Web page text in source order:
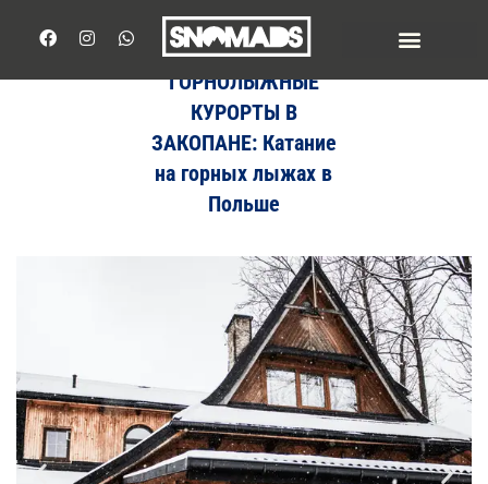
ГОРНОЛЫЖНЫЕ
КУРОРТЫ В
ЗАКОПАНЕ: Катание
на горных лыжах в
Польше